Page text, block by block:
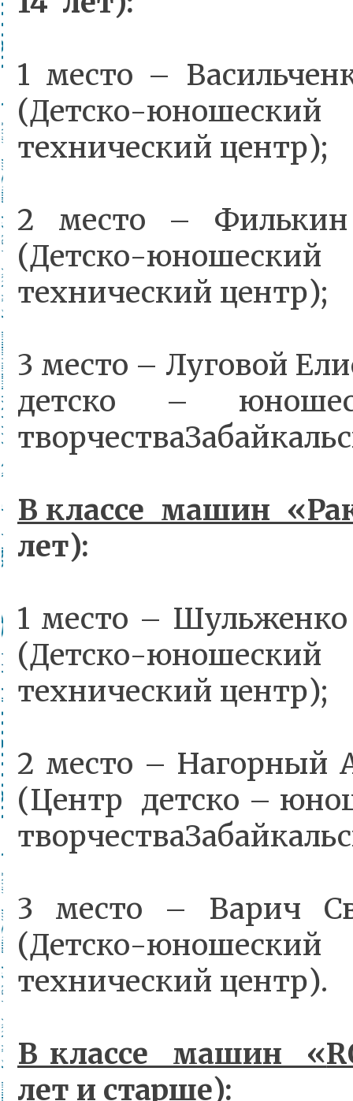
1 место –
(Детско-
технический центр);
2 место –
(Детско-
технический центр);
3 место – Луговой
детско –
В классе машин
лет):
1 место –
(Детско-
технический центр);
2 место – Нагорный
(Центр детско –
3 место – Варич
(Детско-
технический центр).
В классе машин «
лет и старше):